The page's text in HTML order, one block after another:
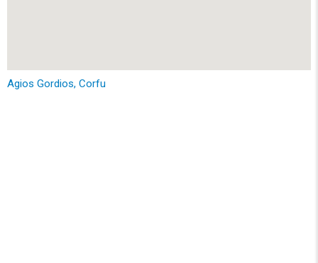
Agios Gordios, Corfu